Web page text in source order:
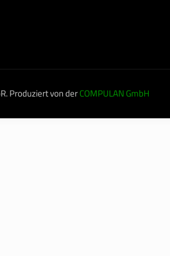
Produziert von derCOMPULAN GmbH